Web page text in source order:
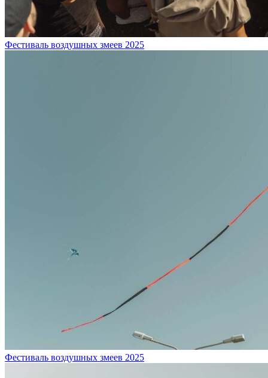
Фестиваль воздушных змеев 2025
Фестиваль воздушных змеев 2025